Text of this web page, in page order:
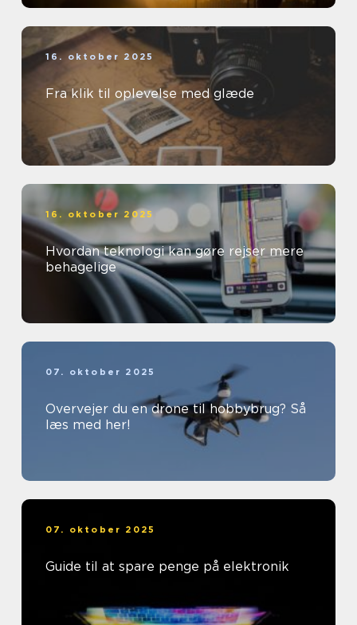
16. oktober 2025
Fra klik til oplevelse med glæde
16. oktober 2025
Hvordan teknologi kan gøre rejser mere
behagelige
07. oktober 2025
Overvejer du en drone til hobbybrug? Så
læs med her!
07. oktober 2025
Guide til at spare penge på elektronik